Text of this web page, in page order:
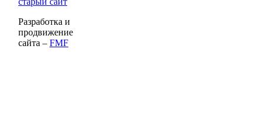
Разработка и
продвижение
сайта – FMF